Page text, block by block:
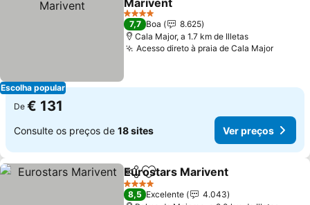
Escolha popular
Marivent
4 Estrelas
7,7 Boa
8.625
Cala Major, a 1.7 km de Illetas
Acesso direto à praia de Cala Major
De € 131
Consulte os preços de 18 sites Ver preços
PartilharAdicionar aos favoritos
Eurostars Marivent
4 Estrelas
8,5 Excelente
4.043